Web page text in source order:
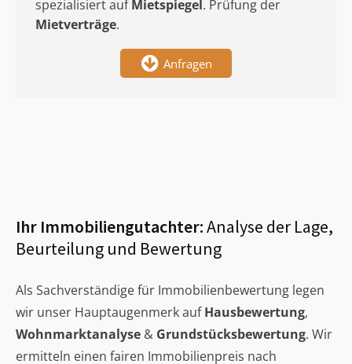
spezialisiert auf Mietspiegel . Prüfung der
Mietverträge.
Anfragen
Ihr Immobiliengutachter:Analyse der Lage,
Beurteilung und Bewertung
Als Sachverständige für Immobilienbewertung legen
wir unser Hauptaugenmerk aufHausbewertung,
Wohnmarktanalyse & Grundstücksbewertung. Wir
ermitteln einen fairen Immobilienpreis nach